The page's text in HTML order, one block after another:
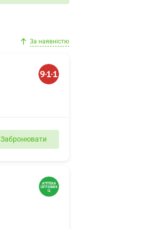
За наявністю
Забронювати